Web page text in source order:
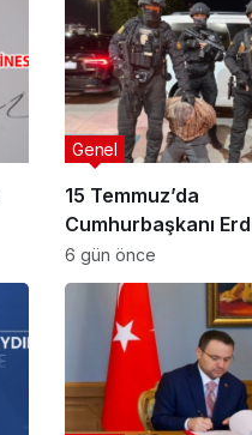
15 Temmuz’da
Cumhurbaşkanı
Suikast Girişiminde
FETÖ Firarisi B.K.
Afyonkarahisar’da
Yakalandı
Genel
6 gün önce